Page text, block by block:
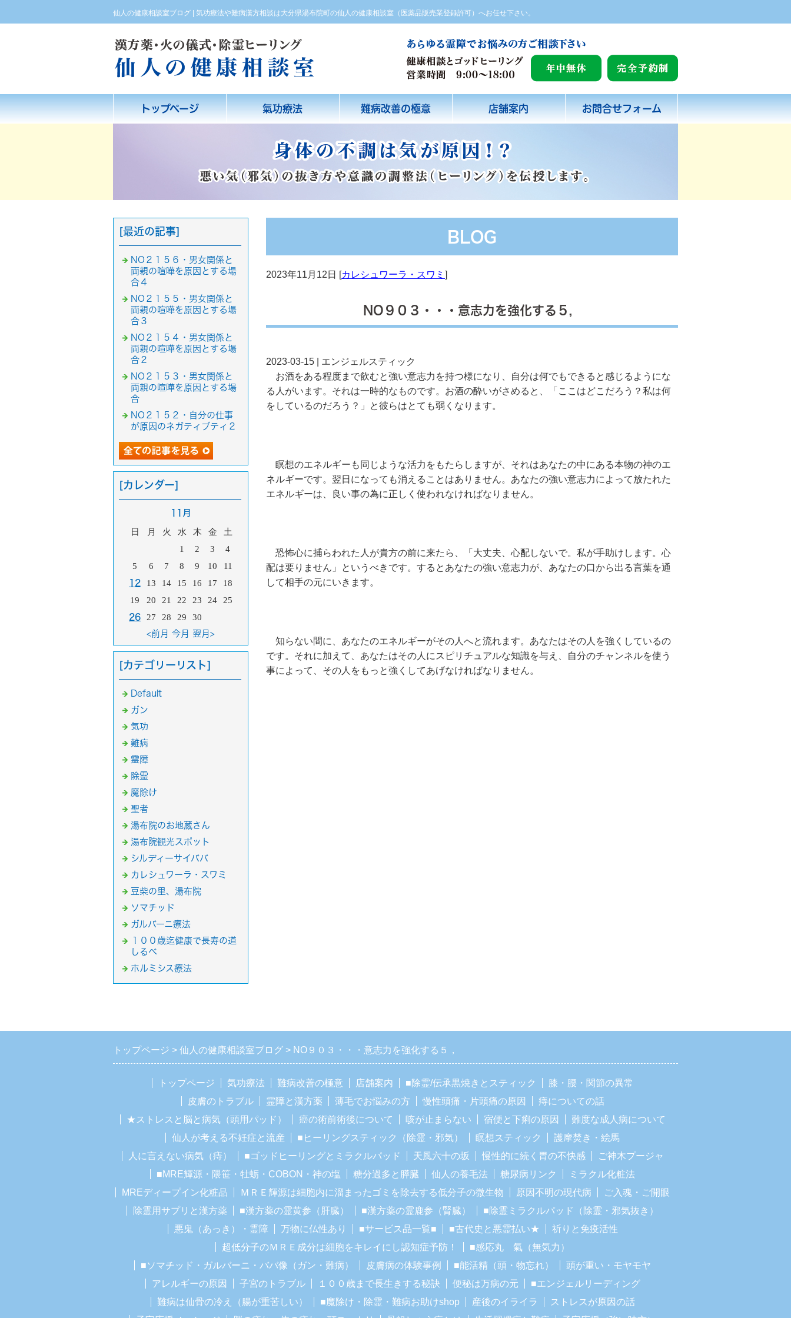
仙人の健康相談室ブログ | 気功療法や難病漢方相談は大分県湯布院町の仙人の健康相談室（医薬品販売業登録許可）へお任せ下さい。
トップページ 氣功療法 難病改善の極意 店舗案内 お問合せフォーム
BLOG
2023年11月12日 [カレシュワーラ・スワミ ]
NO９０３・・・意志力を強化する５，
2023-03-15 | エンジェルスティック
お酒をある程度まで飲むと強い意志力を持つ様になり、自分は何でもできると感じるようにな
る人がいます。それは一時的なものです。お酒の酔いがさめると、「ここはどこだろう？私は何
をしているのだろう？」と彼らはとても弱くなります。
瞑想のエネルギーも同じような活力をもたらしますが、それはあなたの中にある本物の神のエ
ネルギーです。翌日になっても消えることはありません。あなたの強い意志力によって放たれた
エネルギーは、良い事の為に正しく使われなければなりません。
恐怖心に捕らわれた人が貴方の前に来たら、「大丈夫、心配しないで。私が手助けします。心
配は要りません」というべきです。するとあなたの強い意志力が、あなたの口から出る言葉を通
して相手の元にいきます。
知らない間に、あなたのエネルギーがその人へと流れます。あなたはその人を強くしているの
です。それに加えて、あなたはその人にスピリチュアルな知識を与え、自分のチャンネルを使う
事によって、その人をもっと強くしてあげなければなりません。
[最近の記事]
NO２１５６・男女関係と
両親の喧嘩を原因とする場
合４
NO２１５５・男女関係と
両親の喧嘩を原因とする場
合３
NO２１５４・男女関係と
両親の喧嘩を原因とする場
合２
NO２１５３・男女関係と
両親の喧嘩を原因とする場
合
NO２１５２・自分の仕事
が原因のネガティブティ２
[カレンダー]
11月
日 月 火 水 木 金
土
1
2 3
4
5
6 7 8 9 10 11
12 13 14 15 16 17
18
19
20 21 22 23 24 25
26 27 28 29 30
<前月 今月 翌月>
[カテゴリーリスト]
Default
ガン
気功
難病
霊障
除霊
魔除け
聖者
湯布院のお地蔵さん
湯布院観光スポット
シルディーサイババ
カレシュワーラ・スワミ
豆柴の里、湯布院
ソマチッド
ガルバーニ療法
１００歳迄健康で長寿の道
しるべ
ホルミシス療法
トップページ 仙人の健康相談室ブログ NO９０３・・・意志力を強化する５，
トップページ 気功療法 難病改善の極意 店舗案内 ■除霊/伝承黒焼きとスティック
膝・腰・関節の異常
皮膚のトラブル
霊障と漢方薬 薄毛でお悩みの方 慢性頭痛・片頭痛の原因
痔についての話
★ストレスと脳と病気（頭用パッド）
癌の術前術後について 咳が止まらない 宿便と下痢の原因
難度な成人病について
仙人が考える不妊症と流産
■ヒーリングスティック（除霊・邪気） 瞑想スティック
護摩焚き・絵馬
人に言えない病気（痔）
■ゴッドヒーリングとミラクルパッド 天風六十の坂 慢性的に続く胃の不快感
ご神木プージャ
■MRE輝源・隈笹・牡蛎・COBON・神の塩
糖分過多と膵臓 仙人の養毛法 糖尿病リンク
ミラクル化粧法
MREディープイン化粧品
ＭＲＥ輝源は細胞内に溜まったゴミを除去する低分子の微生物 原因不明の現代病
ご入魂・ご開眼
除霊用サプリと漢方薬
■漢方薬の霊黄参（肝臓） ■漢方薬の霊鹿参（腎臓）
■除霊ミラクルパッド（除霊・邪気抜き）
悪鬼（あっき）・霊障
万物に仏性あり ■サービス品一覧■ ■古代史と悪霊払い★
祈りと免疫活性
超低分子のＭＲＥ成分は細胞をキレイにし認知症予防！
■感応丸 氣（無気力）
■ソマチッド・ガルバーニ・ババ像（ガン・難病）
皮膚病の体験事例 ■能活精（頭・物忘れ）
頭が重い・モヤモヤ
アレルギーの原因
子宮のトラブル １００歳まで長生きする秘訣 便秘は万病の元
■エンジェルリーディング
難病は仙骨の冷え（腸が重苦しい）
■魔除け・除霊・難病お助けshop 産後のイライラ
ストレスが原因の話